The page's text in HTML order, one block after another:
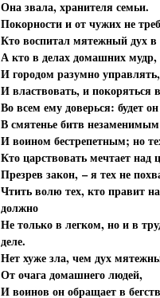
Она звала, хранителя семьи.
Покорности и от чужих не
Кто воспитал мятежный дух в
А кто в делах домашних мудр,
И городом разумно управлять,
И властвовать, и покоряться
Во всем ему доверься: будет он
В смятенье битв
И воином бестрепетным; но
Кто царствовать мечтает над
Презрев закон, – я тех не
Чтить волю тех, кто правит
должно
Не только в легком, но и в
деле.
Нет хуже зла, чем дух
От очага домашнего людей,
И воинов он обращает в